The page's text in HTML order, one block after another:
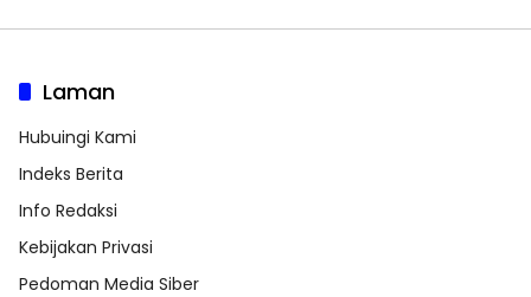
Laman
Hubuingi Kami
Indeks Berita
Info Redaksi
Kebijakan Privasi
Pedoman Media Siber